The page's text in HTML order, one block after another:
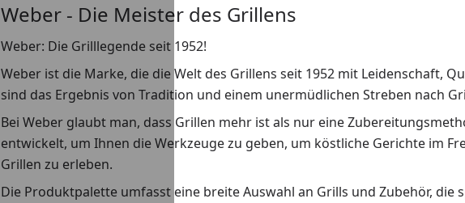
Weber - Die Meister des Grillens
Weber: Die Grilllegende seit 1952!
Weber ist die Marke, die die Welt des Grillens seit 1952 mit Leidenschaft,
sind das Ergebnis von Tradition und einem unermüdlichen Streben nach
Bei Weber glaubt man, dass Grillen mehr ist als nur eine
entwickelt, um Ihnen die Werkzeuge zu geben, um köstliche Gerichte im
Grillen zu erleben.
Die Produktpalette umfasst eine breite Auswahl an Grills und Zubehör,